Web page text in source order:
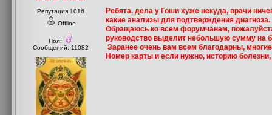
Репутация 1016
Offline
Пол:
Сообщений: 11082
Ребята, дела у Гоши хуже некуда, врачи
какие анализы для подтверждения
Обращаюсь ко всем форумчанам,
руководство выделит небольшую сумму на
Заранее очень вам всем благодарны,
Номер карты и если нужно, историю